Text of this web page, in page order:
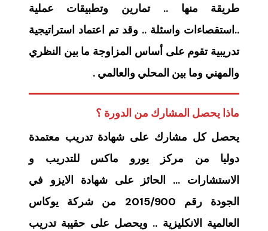
طريقة منها .. تمارين وتطبيقات عملية
..استقصاءات واسئلة .. وقد تم اعتماد استراتيجية
تدريبية تقوم على أساس المزاوجة ما بين النظري
والمهني وما بين المحلي والعالمي .
ماذا يحصل المشارك من الدورة ؟
يحصل كل مشارك على شهادة تدريب معتمدة
دوليا من مركز يورو ماكس للتدريب و
الاستشارات … الحائز على شهادة الايزو في
الجودة رقم 2015/900 من شركة يوكاس
العالمية الانكليزية .. ويحصل على حقيبة تدريب